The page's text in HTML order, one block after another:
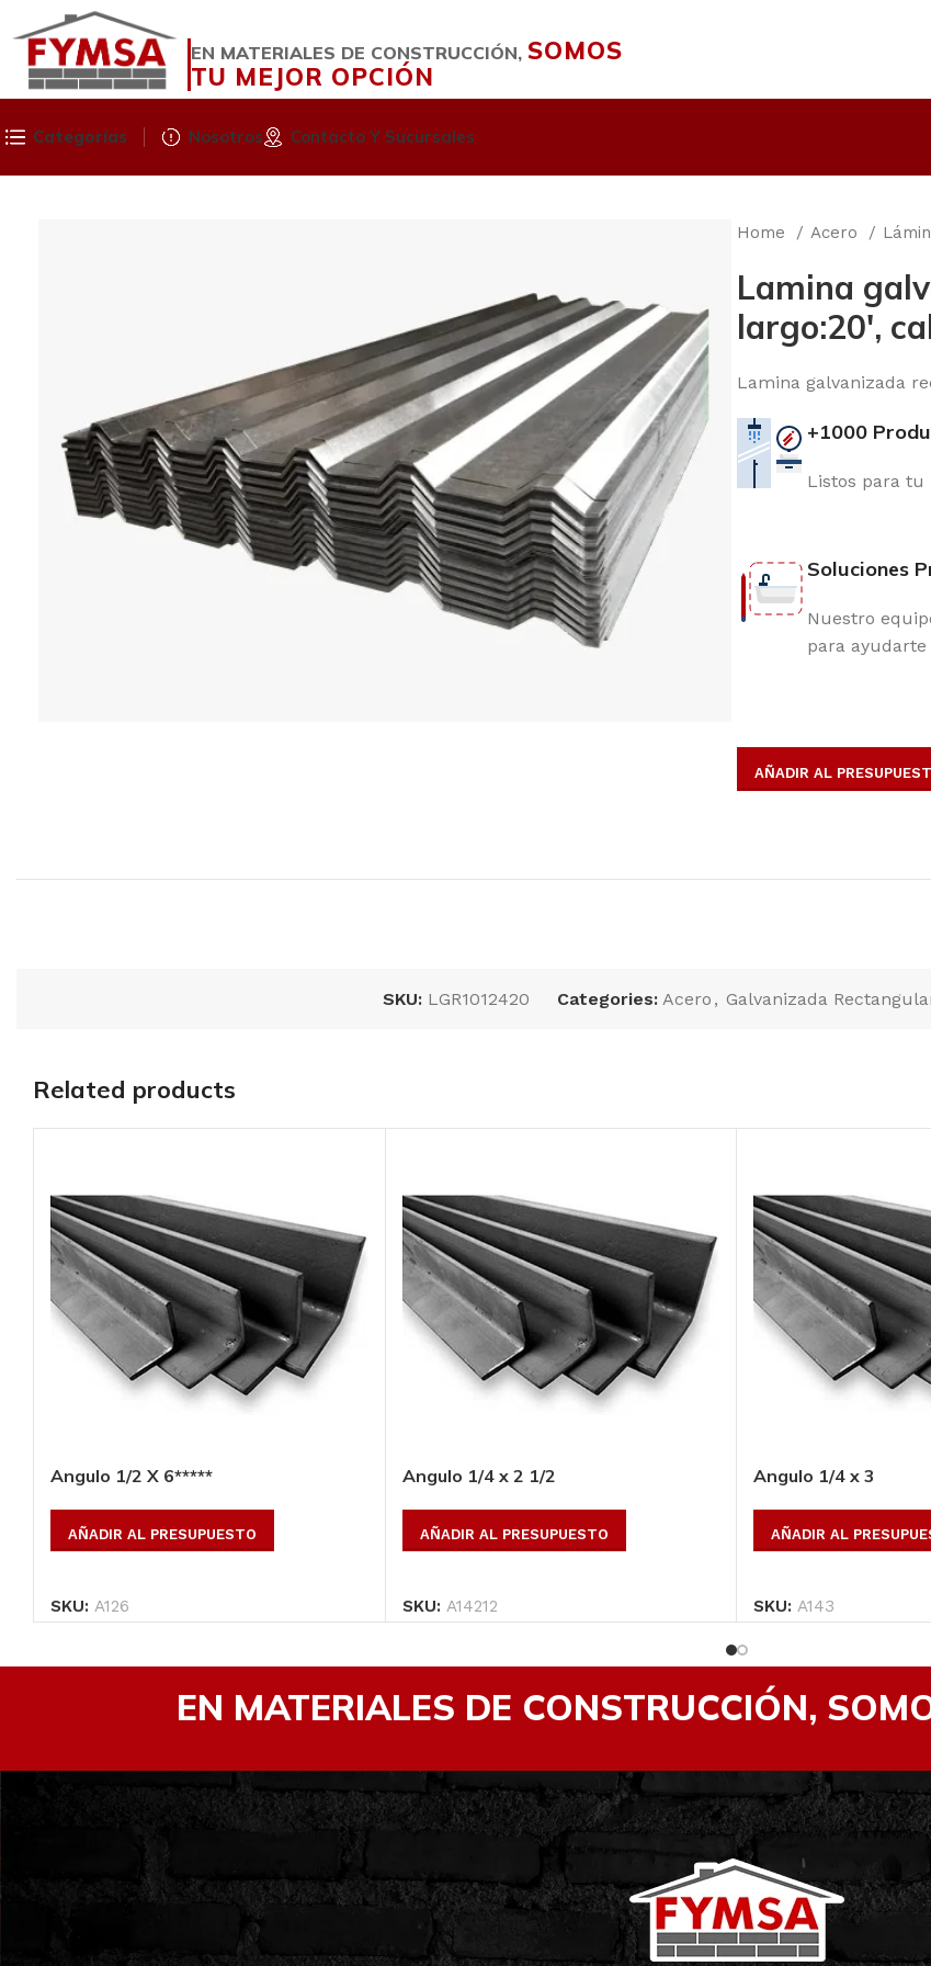
EN MATERIALES DE CONSTRUCCIÓN, SOMOS
TU MEJOR OPCIÓN
Categorías
AÑADIR AL
PRESUPUESTO
SKU: LGR1012624
AÑADIR AL
PRESUPUESTO
SKU: LGR1012420
VIGA IPR 16 X 7 X
53.60 kg/m,
Largo:6.10 m *****
AÑADIR AL
PRESUPUESTO
SKU:IPR16753610
Nosotros Contacto Y Sucursales
Home Acero
Lamina
largo:20′,
Lamina galvanizada
+1000
Listos para tu
Soluciones
Nuestro
para ayudarte
AÑADIR AL
SKU: LGR1012420 Categories: Acero , Galvanizada
Related products
Angulo 1/2 X 6*****
AÑADIR AL PRESUPUESTO
SKU: A126
Angulo 1/4 x 2 1/2
AÑADIR AL PRESUPUESTO
SKU: A14212
Angulo 1/4 x 3
AÑADIR AL
SKU: A143
EN MATERIALES DE CONSTRUCCIÓN,